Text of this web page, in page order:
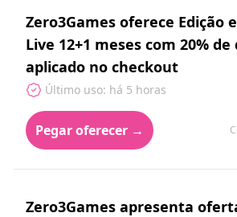
Zero3Games oferece Edição
Live 12+1 meses com 20%
aplicado no checkout
Último uso: há 5 horas
Pegar oferecer →
Zero3Games apresenta